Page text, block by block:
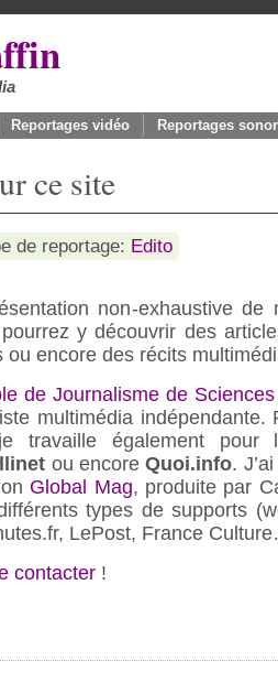
Reportages vidéo Reportages
ce site
de reportage: Edito
non-exhaustive de
y découvrir des
encore des récits
de Journalisme de
multimédia indépendante.
travaille également pour
ou encoreQuoi.info.
Global Mag, produite par
types de supports
LePost, France
contacter !